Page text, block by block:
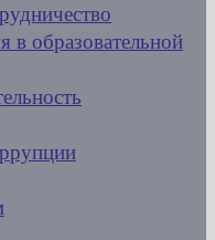
в образовательной